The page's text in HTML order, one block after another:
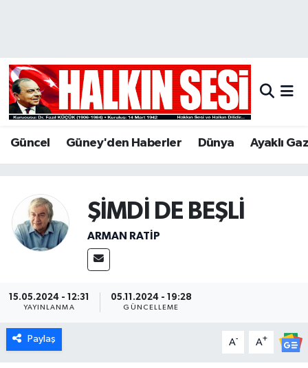
Güncel Güney'den Haberler Dünya Ayaklı
ŞİMDİ DE BEŞLİ
ARMAN RATİP
15.05.2024 - 12:31
YAYINLANMA
05.11.2024 - 19:28
GÜNCELLEME
Paylaş A- A+
Hava Durumu
Trafik Durumu
Tüm Manşetler
Son Dakika Haberleri
Haber Arşivi